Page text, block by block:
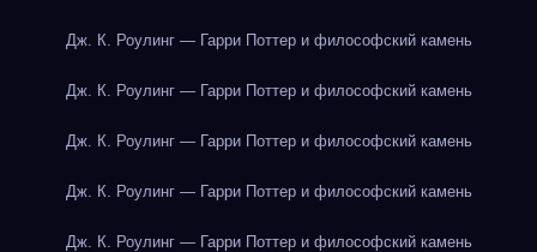
Дж. К. Роулинг — Гарри Поттер и философский камень
Дж. К. Роулинг — Гарри Поттер и философский камень
Дж. К. Роулинг — Гарри Поттер и философский камень
Дж. К. Роулинг — Гарри Поттер и философский камень
Дж. К. Роулинг — Гарри Поттер и философский камень